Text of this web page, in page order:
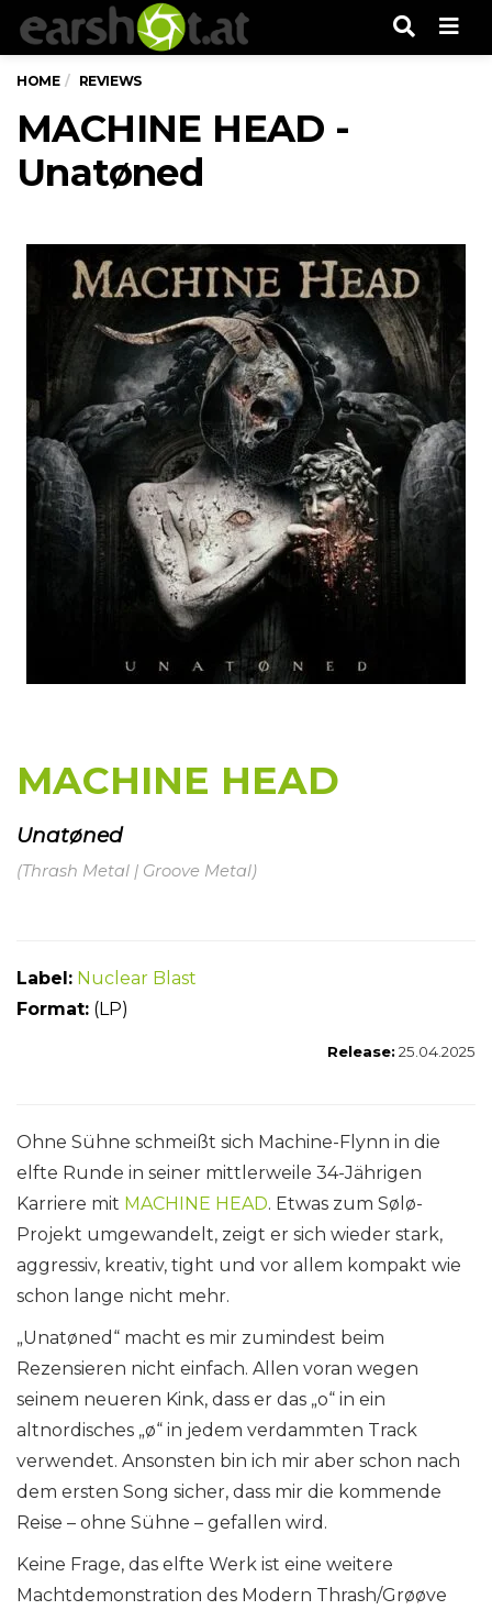
HOME REVIEWS
MACHINE HEAD -
Unatøned
MACHINE HEAD
Unatøned
(Thrash Metal | Groove Metal)
Label: Nuclear Blast
Format: (LP)
Release: 25.04.2025
Ohne Sühne schmeißt sich Machine-Flynn in die
elfte Runde in seiner mittlerweile 34-Jährigen
Karriere mit MACHINE HEAD. Etwas zum Sølø-
Projekt umgewandelt, zeigt er sich wieder stark,
aggressiv, kreativ, tight und vor allem kompakt wie
schon lange nicht mehr.
„Unatøned“ macht es mir zumindest beim
Rezensieren nicht einfach. Allen voran wegen
seinem neueren Kink, dass er das „o“ in ein
altnordisches „ø“ in jedem verdammten Track
verwendet. Ansonsten bin ich mir aber schon nach
dem ersten Song sicher, dass mir die kommende
Reise – ohne Sühne – gefallen wird.
Keine Frage, das elfte Werk ist eine weitere
Machtdemonstration des Modern Thrash/Grøøve